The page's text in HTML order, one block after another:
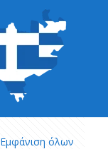
Εμφάνιση όλων